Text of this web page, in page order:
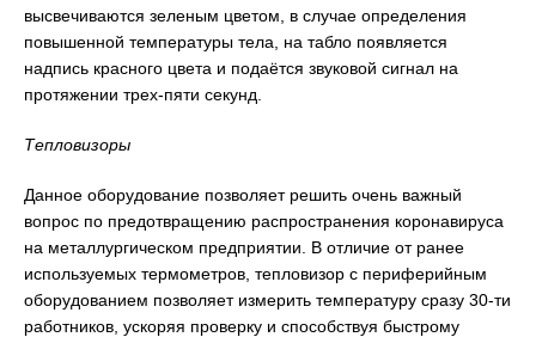
высвечиваются зеленым цветом, в случае определения
повышенной температуры тела, на табло появляется
надпись красного цвета и подаётся звуковой сигнал на
протяжении трех-пяти секунд.
Тепловизоры
Данное оборудование позволяет решить очень важный
вопрос по предотвращению распространения коронавируса
на металлургическом предприятии. В отличие от ранее
используемых термометров, тепловизор с периферийным
оборудованием позволяет измерить температуру сразу 30-ти
работников, ускоряя проверку и способствуя быстрому